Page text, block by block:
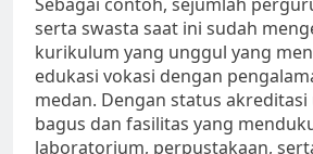
serta swasta saat ini sudah
kurikulum yang unggul yang
edukasi vokasi dengan
medan. Dengan status
bagus dan fasilitas yang
laboratorium, perpustakaan,